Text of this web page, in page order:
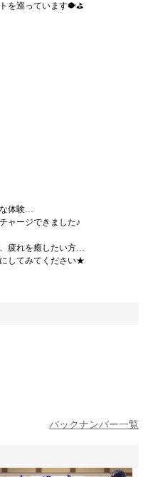
を巡っています🐡⛳
体験…
ャージできました♪
疲れを癒したい方…
してみてください★
バックナンバー一覧